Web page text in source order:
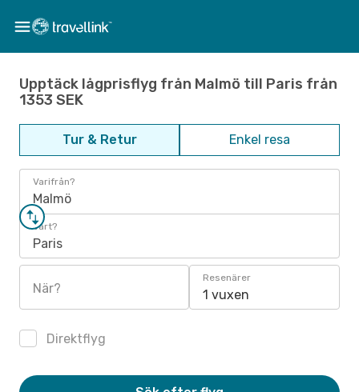
Upptäck lågprisflyg från Malmö till Paris från
1353 SEK
Tur & Retur Enkel resa
Varifrån?
Malmö
Vart?
Paris
När?
Resenärer
1 vuxen
Direktflyg